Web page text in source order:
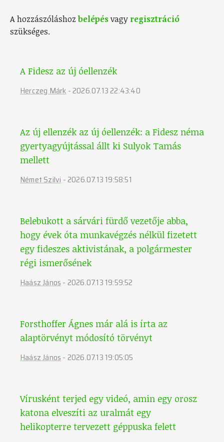
A hozzászóláshoz belépésvagy regisztráció
szükséges.
A Fidesz az új óellenzék
Herczeg Márk- 2026.07.13 22:43:40
Az új ellenzék az új óellenzék: a Fidesz néma
gyertyagyújtással állt ki Sulyok Tamás
mellett
Német Szilvi- 2026.07.13 19:58:51
Belebukott a sárvári fürdő vezetője abba,
hogy évek óta munkavégzés nélkül fizetett
egy fideszes aktivistának, a polgármester
régi ismerősének
Haász János - 2026.07.13 19:59:52
Forsthoffer Ágnes már alá is írta az
alaptörvényt módosító törvényt
Haász János - 2026.07.13 19:05:05
Vírusként terjed egy videó, amin egy orosz
katona elveszíti az uralmát egy
helikopterre tervezett géppuska felett